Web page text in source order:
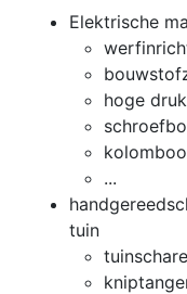
Elektrische
hoge
...
tuin